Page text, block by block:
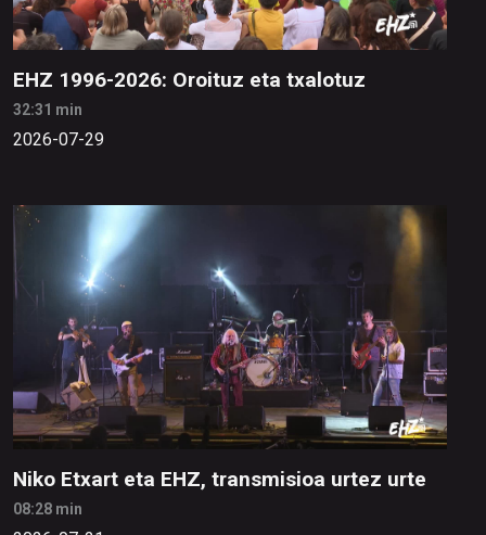
EHZ 1996-2026: Oroituz eta txalotuz
32:31 min
2026-07-29
Niko Etxart eta EHZ, transmisioa urtez urte
08:28 min